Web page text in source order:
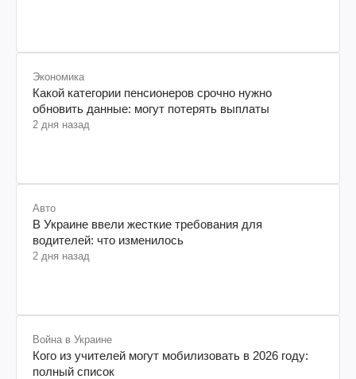
Экономика
Какой категории пенсионеров срочно нужно
обновить данные: могут потерять выплаты
2 дня назад
Авто
В Украине ввели жесткие требования для
водителей: что изменилось
2 дня назад
Война в Украине
Кого из учителей могут мобилизовать в 2026 году:
полный список